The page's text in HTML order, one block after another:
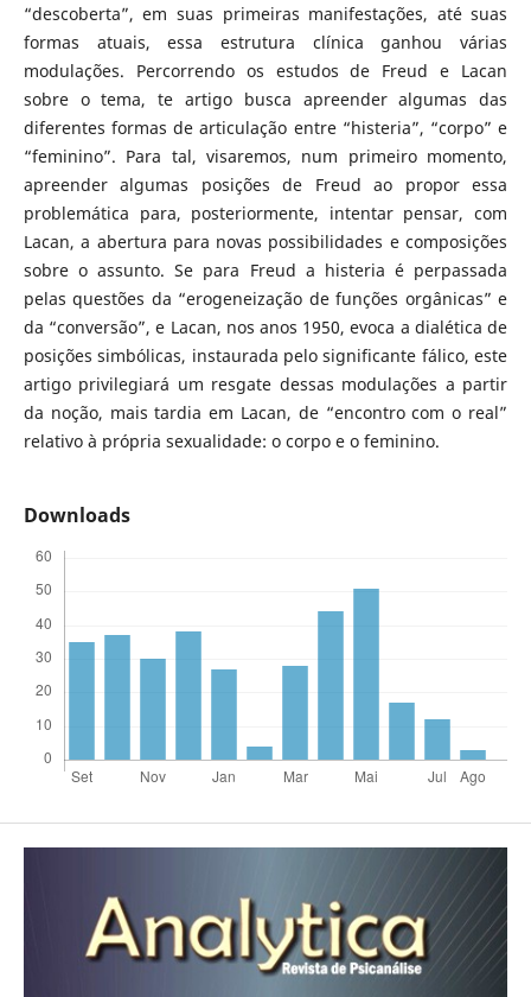
“descoberta”, em suas primeiras manifestações, até suas
formas atuais, essa estrutura clínica ganhou várias
modulações. Percorrendo os estudos de Freud e Lacan
sobre o tema, te artigo busca apreender algumas das
diferentes formas de articulação entre “histeria”, “corpo” e
“feminino”. Para tal, visaremos, num primeiro momento,
apreender algumas posições de Freud ao propor essa
problemática para, posteriormente, intentar pensar, com
Lacan, a abertura para novas possibilidades e composições
sobre o assunto. Se para Freud a histeria é perpassada
pelas questões da “erogeneização de funções orgânicas” e
da “conversão”, e Lacan, nos anos 1950, evoca a dialética de
posições simbólicas, instaurada pelo significante fálico, este
artigo privilegiará um resgate dessas modulações a partir
da noção, mais tardia em Lacan, de “encontro com o real”
relativo à própria sexualidade: o corpo e o feminino.
Downloads